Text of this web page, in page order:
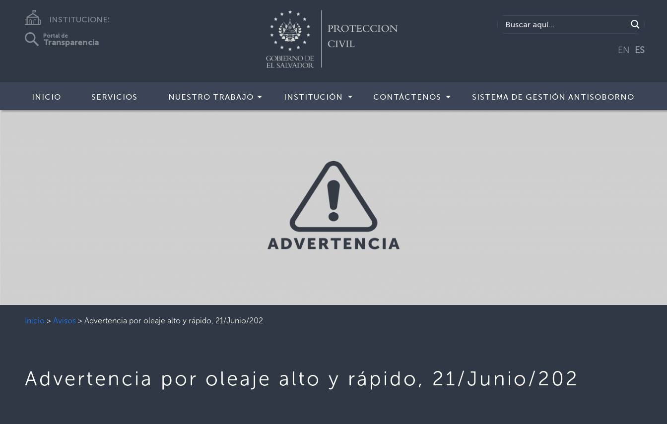
INSTITUCIONES
Portal de
Transparencia
EN ES
INICIO SERVICIOS NUESTRO TRABAJO INSTITUCIÓN CONTÁCTENOS SISTEMA DE GESTIÓN ANTISOBORNO
Inicio > Avisos > Advertencia por oleaje alto y rápido, 21/Junio/202
Advertencia por oleaje alto y rápido, 21/Junio/202